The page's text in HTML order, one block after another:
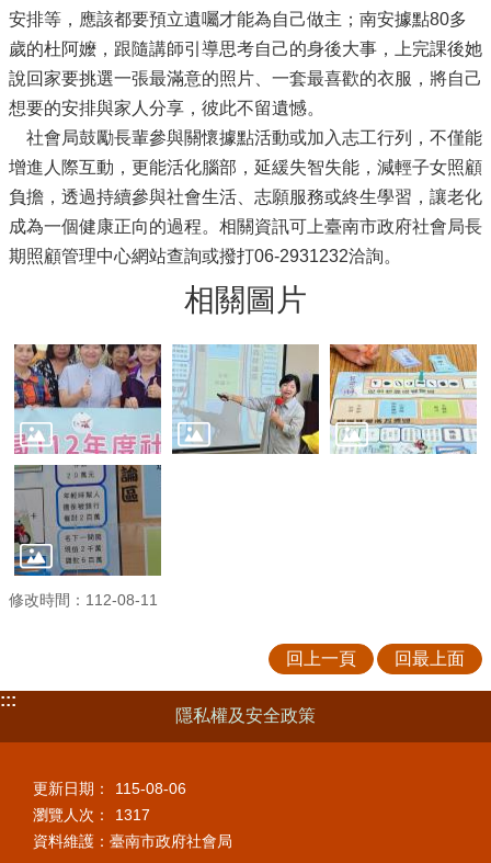
安排等，應該都要預立遺囑才能為自己做主；南安據點80多
歲的杜阿嬤，跟隨講師引導思考自己的身後大事，上完課後她
說回家要挑選一張最滿意的照片、一套最喜歡的衣服，將自己
想要的安排與家人分享，彼此不留遺憾。
社會局鼓勵長輩參與關懷據點活動或加入志工行列，不僅能
增進人際互動，更能活化腦部，延緩失智失能，減輕子女照顧
負擔，透過持續參與社會生活、志願服務或終生學習，讓老化
成為一個健康正向的過程。相關資訊可上臺南市政府社會局長
期照顧管理中心網站查詢或撥打06-2931232洽詢。
相關圖片
修改時間：112-08-11
回上一頁 回最上面
:::
隱私權及安全政策
更新日期：
115-08-06
瀏覽人次：
1317
資料維護：臺南市政府社會局